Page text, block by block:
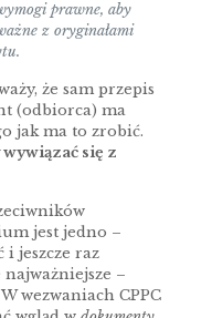
prawne, aby
z oryginałami
że sam przepis
(odbiorca) ma
jak ma to zrobić.
się z
jest jedno –
jeszcze raz
–
wezwaniach CPPC